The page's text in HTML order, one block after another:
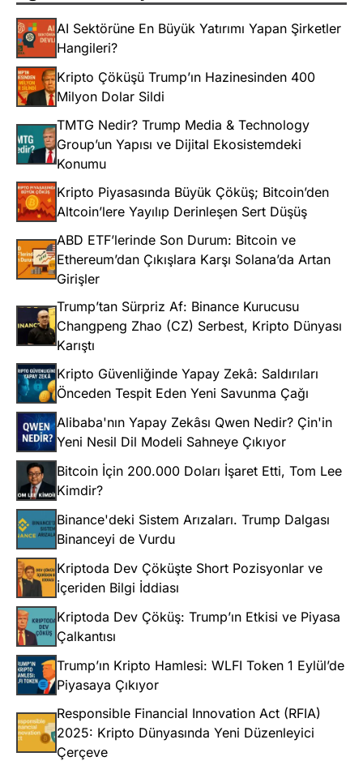
AI Sektörüne En Büyük Yatırımı Yapan Şirketler
Hangileri?
Kripto Çöküşü Trump’ın Hazinesinden 400
Milyon Dolar Sildi
TMTG Nedir? Trump Media & Technology
Group’un Yapısı ve Dijital Ekosistemdeki
Konumu
Kripto Piyasasında Büyük Çöküş; Bitcoin’den
Altcoin’lere Yayılıp Derinleşen Sert Düşüş
ABD ETF’lerinde Son Durum: Bitcoin ve
Ethereum’dan Çıkışlara Karşı Solana’da Artan
Girişler
Trump’tan Sürpriz Af: Binance Kurucusu
Changpeng Zhao (CZ) Serbest, Kripto Dünyası
Karıştı
Kripto Güvenliğinde Yapay Zekâ: Saldırıları
Önceden Tespit Eden Yeni Savunma Çağı
Alibaba'nın Yapay Zekâsı Qwen Nedir? Çin'in
Yeni Nesil Dil Modeli Sahneye Çıkıyor
Bitcoin İçin 200.000 Doları İşaret Etti, Tom Lee
Kimdir?
Binance'deki Sistem Arızaları. Trump Dalgası
Binanceyi de Vurdu
Kriptoda Dev Çöküşte Short Pozisyonlar ve
İçeriden Bilgi İddiası
Kriptoda Dev Çöküş: Trump’ın Etkisi ve Piyasa
Çalkantısı
Trump’ın Kripto Hamlesi: WLFI Token 1 Eylül’de
Piyasaya Çıkıyor
Responsible Financial Innovation Act (RFIA)
2025: Kripto Dünyasında Yeni Düzenleyici
Çerçeve